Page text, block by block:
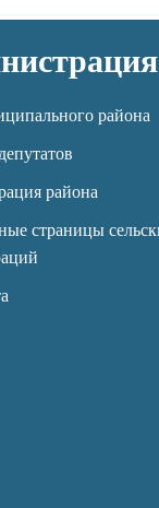
района
района
страницы